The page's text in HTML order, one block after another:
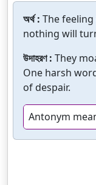
অর্থ : The
nothing will
উদাহরণ : They
One harsh
of despair.
Antonym